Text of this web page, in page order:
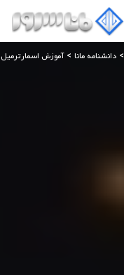
> دانشنامه مانا >آموزش اسمارترمیل